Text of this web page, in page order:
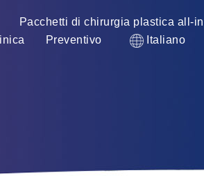
Pacchetti di chirurgia plastica all-
Preventivo Italiano